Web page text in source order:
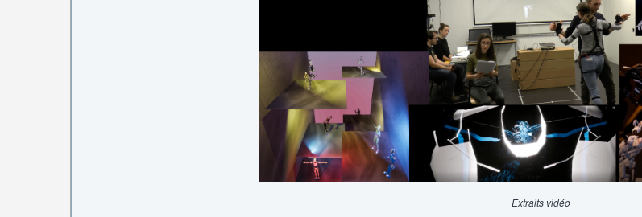
Extraits vidéo